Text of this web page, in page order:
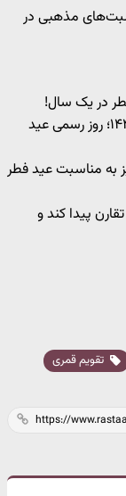
مذهبی در
1. جمعه ۲۹ اسفند ۱۴۰۴ مصادف با اول شوال ۱۴۴۷؛ روز رسمی عید
شوال؛ نیز به مناسبت عید فطر
۱۴۰۵ با عید فطر تقارن پیدا کند و
تقویم قمری